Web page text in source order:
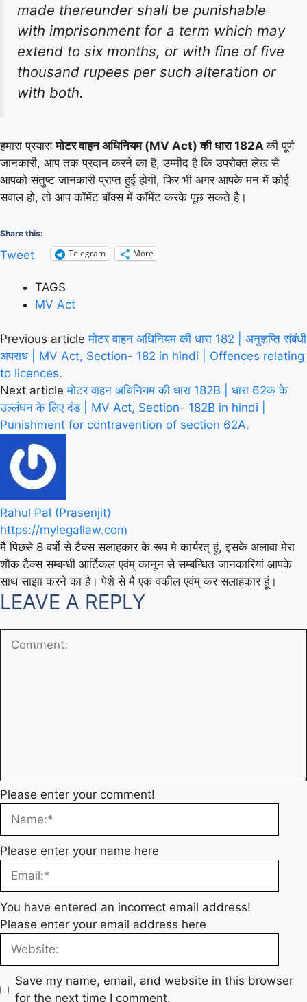
made thereunder shall be punishable
with imprisonment for a term which may
extend to six months, or with fine of five
thousand rupees per such alteration or
with both.
हमारा प्रयासमोटर वाहन अधिनियम (MV Act) की धारा 182Aकी पूर्ण
जानकारी, आप तक प्रदान करने का है, उम्मीद है कि उपरोक्त लेख से
आपको संतुष्ट जानकारी प्राप्त हुई होगी, फिर भी अगर आपके मन में कोई
सवाल हो, तो आप कॉमेंट बॉक्स में कॉमेंट करके पूछ सकते है।
Share this:
Tweet Telegram More
TAGS
MV Act
Previous article मोटर वाहन अधिनियम की धारा 182 | अनुज्ञप्ति संबंधी
अपराध | MV Act, Section- 182 in hindi | Offences relating
to licences.
Next article मोटर वाहन अधिनियम की धारा 182B | धारा 62क के
उल्लंघन के लिए दंड | MV Act, Section- 182B in hindi |
Punishment for contravention of section 62A.
Rahul Pal (Prasenjit)
https://mylegallaw.com
मै पिछसे 8 वर्षो से टैक्स सलाहकार के रूप मे कार्यरत् हूं, इसके अलावा मेरा
शौक टैक्स सम्बन्धी आर्टिकल एवंम् कानून से सम्बन्धित जानकारियां आपके
साथ साझा करने का है। पेशे से मै एक वकील एवंम् कर सलाहकार हूं।
LEAVE A REPLY
Please enter your comment!
Please enter your name here
You have entered an incorrect email address!
Please enter your email address here
Save my name, email, and website in this browser
for the next time I comment.